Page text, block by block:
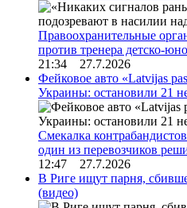
Правоохранительные
против тренера детско-
21:34 27.7.2026
Фейковое авто «Latvijas
Украины: остановили 21
Смекалка
один из перевозчиков
12:47 27.7.2026
В Риге ищут парня,
(видео)